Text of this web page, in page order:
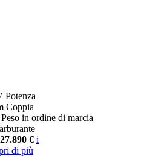
Potenza
Coppia
Peso in ordine di marcia
€ i
di più